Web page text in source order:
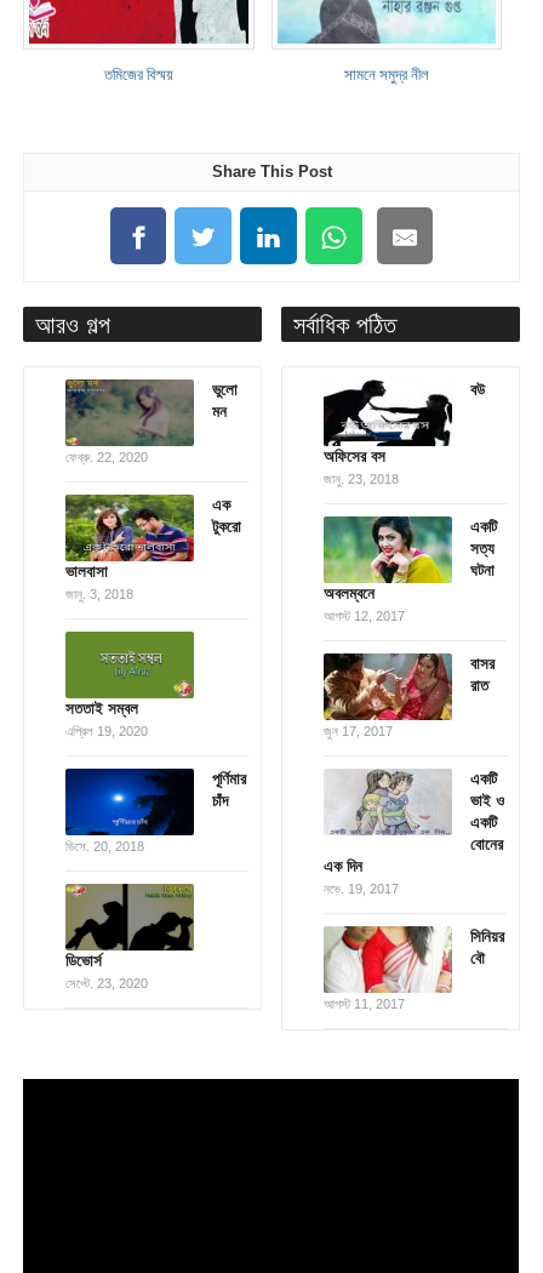
তমিজের বিস্ময় সামনে সমুদ্র নীল
Share This Post
আরও গল্প
ভুলো
মন
ফেব্রু. 22, 2020
এক
টুকরো
ভালবাসা
জানু. 3, 2018
সততাই সম্বল
এপ্রিল 19, 2020
পূর্ণিমার
চাঁদ
ডিসে. 20, 2018
ডিভোর্স
সেপ্টে. 23, 2020
সর্বাধিক পঠিত
বউ
অফিসের বস
জানু. 23, 2018
একটি
সত্য
ঘটনা
অবলম্বনে
আগস্ট 12, 2017
বাসর
রাত
জুন 17, 2017
একটি
ভাই ও
একটি
বোনের
এক দিন
নভে. 19, 2017
সিনিয়র
বৌ
আগস্ট 11, 2017